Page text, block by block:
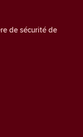
de sécurité de